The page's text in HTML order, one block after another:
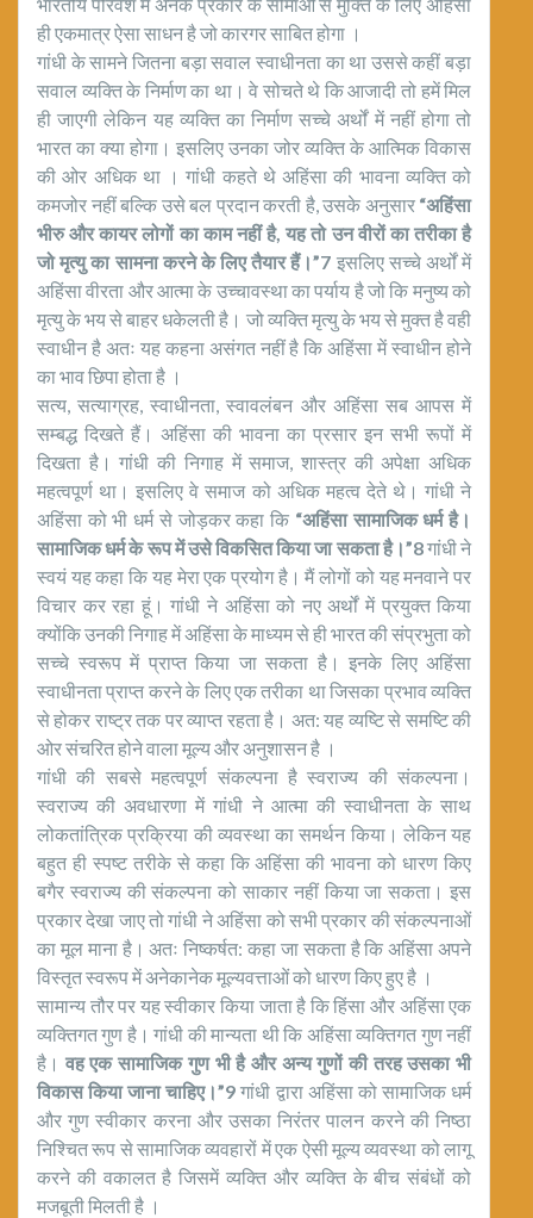
ही एकमात्र ऐसा साधन है जो कारगर साबित होगा ।
गांधी के सामने जितना बड़ा सवाल स्वाधीनता का था उससे कहीं बड़ा
सवाल व्यक्ति के निर्माण का था। वे सोचते थे कि आजादी तो हमें मिल
ही जाएगी लेकिन यह व्यक्ति का निर्माण सच्चे अर्थों में नहीं होगा तो
भारत का क्या होगा। इसलिए उनका जोर व्यक्ति के आत्मिक विकास
की ओर अधिक था । गांधी कहते थे अहिंसा की भावना व्यक्ति को
कमजोर नहीं बल्कि उसे बल प्रदान करती है, उसके अनुसार “अहिंसा
भीरु और कायर लोगों का काम नहीं है, यह तो उन वीरों का तरीका है
जो मृत्यु का सामना करने के लिए तैयार हैं।”7 इसलिए सच्चे अर्थों में
अहिंसा वीरता और आत्मा के उच्चावस्था का पर्याय है जो कि मनुष्य को
मृत्यु के भय से बाहर धकेलती है। जो व्यक्ति मृत्यु के भय से मुक्त है वही
स्वाधीन है अतः यह कहना असंगत नहीं है कि अहिंसा में स्वाधीन होने
का भाव छिपा होता है ।
सत्य, सत्याग्रह, स्वाधीनता, स्वावलंबन और अहिंसा सब आपस में
सम्बद्ध दिखते हैं। अहिंसा की भावना का प्रसार इन सभी रूपों में
दिखता है। गांधी की निगाह में समाज, शास्त्र की अपेक्षा अधिक
महत्वपूर्ण था। इसलिए वे समाज को अधिक महत्व देते थे। गांधी ने
अहिंसा को भी धर्म से जोड़कर कहा कि “अहिंसा सामाजिक धर्म है।
सामाजिक धर्म के रूप में उसे विकसित किया जा सकता है।”8गांधी ने
स्वयं यह कहा कि यह मेरा एक प्रयोग है। मैं लोगों को यह मनवाने पर
विचार कर रहा हूं। गांधी ने अहिंसा को नए अर्थों में प्रयुक्त किया
क्योंकि उनकी निगाह में अहिंसा के माध्यम से ही भारत की संप्रभुता को
सच्चे स्वरूप में प्राप्त किया जा सकता है। इनके लिए अहिंसा
स्वाधीनता प्राप्त करने के लिए एक तरीका था जिसका प्रभाव व्यक्ति
से होकर राष्ट्र तक पर व्याप्त रहता है। अत: यह व्यष्टि से समष्टि की
ओर संचरित होने वाला मूल्य और अनुशासन है ।
गांधी की सबसे महत्वपूर्ण संकल्पना है स्वराज्य की संकल्पना।
स्वराज्य की अवधारणा में गांधी ने आत्मा की स्वाधीनता के साथ
लोकतांत्रिक प्रक्रिया की व्यवस्था का समर्थन किया। लेकिन यह
बहुत ही स्पष्ट तरीके से कहा कि अहिंसा की भावना को धारण किए
बगैर स्वराज्य की संकल्पना को साकार नहीं किया जा सकता। इस
प्रकार देखा जाए तो गांधी ने अहिंसा को सभी प्रकार की संकल्पनाओं
का मूल माना है। अतः निष्कर्षत: कहा जा सकता है कि अहिंसा अपने
विस्तृत स्वरूप में अनेकानेक मूल्यवत्ताओं को धारण किए हुए है ।
सामान्य तौर पर यह स्वीकार किया जाता है कि हिंसा और अहिंसा एक
व्यक्तिगत गुण है। गांधी की मान्यता थी कि अहिंसा व्यक्तिगत गुण नहीं
है। वह एक सामाजिक गुण भी है और अन्य गुणों की तरह उसका भी
विकास किया जाना चाहिए।”9 गांधी द्वारा अहिंसा को सामाजिक धर्म
और गुण स्वीकार करना और उसका निरंतर पालन करने की निष्ठा
निश्चित रूप से सामाजिक व्यवहारों में एक ऐसी मूल्य व्यवस्था को लागू
करने की वकालत है जिसमें व्यक्ति और व्यक्ति के बीच संबंधों को
मजबूती मिलती है ।